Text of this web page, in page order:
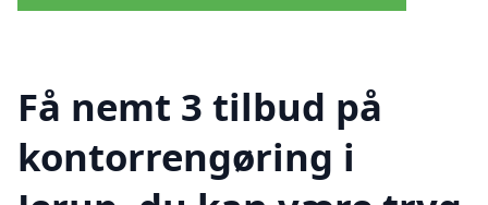
Få nemt 3 tilbud på
kontorrengøring i